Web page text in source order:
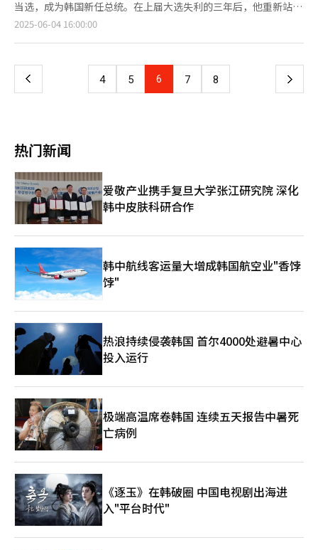
就职典礼结束后，李在明随即前往龙山总统办公室开始履职。自当
选以来，他迅速投入施政筹备，未设总统交接委员会，便直接迈入
执政轨道。
年，李在明当选京畿道知事，将施政理念扩展至更广范围，推动包
括“青年基本收入”、“京畿灾难基本支援金”等创新性社会福利
自主防疫措施，展现出果断的危机应对能力。 2021年，李在明在
共同民主党总统候选人党内初选中胜出，代表进步阵营参加2022
年总统大选。他提出公平经济、扩大福利、司法改革等政纲，与保
并成功当选并重返政坛。并于同年8月，当选共同民主党党首，正
式掌握最大在野党的领导权。任内持续推动“公平国家”建设议
程，同时面临多项涉及地方开发项目的司法调查。2023年9月，他
因抗议政府施政方略，进行为期24天的绝食行动，引发社会广泛关
注，随后因健康恶化住院。 李在明作为韩国政坛极具代表性的平
民政治家，他的从政轨迹既体现了自下而上的公民参政特征，也折
射出韩国民主政治发展的多维图景。他草根出身的个人经历和政治
探讨，在当前韩国政治格局面临深刻变革的关键时期，其未来政治
动向仍将是韩国政坛关注焦点。
作关系。 2019年11月27日至30日，时任京畿道知事的李在明率团
对重庆市进行访问。在为期三天的行程中，李在明一行考察了SK
海力士半导体（重庆）有限公司、重庆市数字经济发展展示中心，
部旧址等地。 在与重庆市委副书记、市长唐良智的会谈中，李在
明对重庆市大力发展的大数据、生物医药等产业表示出极大兴趣，
希望以未来产业领域的信息与资料共享为起点，积极推进京畿道与
国临时政府遗址。他对中方精心保存承载着韩国抗日先烈足迹的珍
侵略的光荣历史，期待以史为鉴增进互信友谊。 在担任共同民主
党党首期间，李在明在涉华问题上曾多次引发争议。2023年6月8
日，担任共同民主党党首的李在明与时任中国驻韩国大使邢海明在
大使官邸举行会见，席间双方就日本福岛核电站污水排海、东北亚
势复杂演变，有的人赌美国赢、中国输，这显然是误判，没看清历
史大势。现在赌中国输的人今后一定会后悔。这番在韩方听来比
较“刺耳”的言论引发巨大争议，认为作为一国驻韩大使，批评驻
在国外交政策的做法极不恰当，也引发了韩国保守派对李在明过于
低姿态的批评。 2024年3月22日，李在明访问位于忠清南道唐津
市一处传统市场时表示：“我们为什么要去招惹中国？只要说‘谢
谢’就可以了，无论台湾海峡发生了什么，跟我们有什么关系？我
们只要自己过得好就行了。”这番“谢谢”言论在韩中两国引发轩
然大波，饱受舆论批评李在明的“谢谢”缺乏安保常识，质疑其对
华绥靖，而中国《环球时报》等媒体则认为这是李在明就尹锡悦政
府对华外交做出批评，李在明被贴上“亲华”的标签。 但简单地
他的立场简单概括是在避免冲突、维系对华经贸合作的同时，保持
与美国的战略协作框架，对华互动以务实合作为主，强调经济联
系、战略平衡和文化交流。 尽管他并非“亲华派”，但可以预见
的是，李在明当选总统后，在对华外交上将有较充足的空间。李在
明奉行的务实立场有望为中韩关系在经贸、人文等领域的回暖注入
动力，但在国家安保议题上仍会受制于美国的战略压力。
者会，详细阐述韩国未来的外交政策方向。 魏圣洛在主题演讲中
表示，当前韩国正再次面临重要变革的时期。李在明将坚持“国家
利益优先”原则，通过务实的对外政策，致力于将韩国打造成
为“维护地区稳定的负责任外交强国”。 就韩美关系，魏圣洛表
事件受损的双边互信，推动韩美同盟关系深化为未来战略同盟。
魏圣洛阐释称，李在明表示将以两国建交60周年为契机，在历史和
今后将与周边国家就共同关切的领域开展战略协调与合作。 在对
仅要与同盟国家密切协调，也要加强与国际社会的合作。为实现朝
鲜半岛的持久和平，将推进朝鲜无核化进程与紧张局势的缓解。
魏圣洛强调，在当前国际秩序快速变化的背景下，中美战略博弈、
全球供应链重构、气候危机加剧等多重挑战交织叠加。在此形势
下，外交政策、安全保障与经济发展已形成紧密关联的战略整体。
他还表示，将通过深化与全球南方国家、东盟成员国、金砖合作机
制参与国、非洲联盟及中亚地区等各方的多元化外交合作，全方位
拓展韩国外交的战略纵深。 魏圣洛还重视韩国文化（K-文化）的
国际影响力。他表示，K-文化是韩国外交的重要资产与文化软实力
的核心。今后将加强全球公共外交，重塑国家形象。作为负责任的
中等强国，韩国将在气候、贫困、人权、卫生等领域上，积极发挥
作用。 魏圣洛表示，通过采用与全球南方、东南亚国家联盟
（ASEAN）、金砖国家（BRICS）、非洲、中亚等地区的外交多元
化策略，韩国将不断拓展外交空间。基于韩国经验与挑战，将为国
际社会树立国家团结合作的典范。 ◆韩国将寻求与中国关系平衡
趋激烈的背景下，韩中关系正面临严峻挑战。然而，韩中在政治、
外交、经济、文化等多个领域依然存在深化合作的可能性与空间。
他进一步指出，在经济领域，韩国与中国之间已经形成高度依存的
关系，这为双方继续拓展经贸合作奠定了坚实基础。在文化交流方
面，若中方逐步放宽相关限制，推动民间与官方层级的正常交流，
双方在文化产业、旅游合作等方面仍有广阔前景。 魏圣洛最后提
到李在明的外交政策取向，他表示，李在明一直强调“没有理由要
成为敌人”，这反映出他希望与周边国家维持建设性关系的态度。
他认为，李在明可能会在保持韩美日合作的基础上，寻求与中国实
现关系的平衡与稳定。 由于是前任总统遭弹劾下台的特殊情况，
当选，成为韩国新任总统。在上届大选失利的三年后，他重新站上
政治舞台中心，凭借卓越的领导力和政策执行力实现了政权更替。
逾20年，是名副其实的政治老将。 李在明的政治生涯并非一帆风
而，他始终坚守信念，坦然面对质疑，通过不懈努力和清白行动，
最终成功摆脱困境，赢得了民众的信任与支持。 李在明此次胜选
持“实用主义”立场，强调股票和房地产市场税制改革，推行全民
基本收入，并提出以科技为核心的国家战略。这些主张在尹锡悦政
府政策混乱与政治动荡的背景下，为选民勾画了“能干的总统”的
新形象。 竞选过程中，李在明高举以国家利益为中心的“实用外
交”旗帜，强调中美之间的平衡战略、缓解韩日矛盾以及重启南北
对话三大核心外交方向。同时，他将“平衡外交”作为竞选纲领的
核心理念，提出在维持韩美同盟框架基础上，重新校准对华政策方
向。 李在明多次表示重视对华关系。他认为韩中两国作为重要邻
邦，彼此间的合作与交流对两国发展至关重要。他将积极推动韩中
在经贸、文化等领域的交流合作，为两国民众带来实实在在的利
益。 大选尘埃落定并不意味着韩国政坛从此风平浪静，相反，另
一场更大的风暴可能正在酝酿。短暂的喜悦过后，等待李在明的可
能是残酷的现实。对他而言，“结束内乱”和“政治团结”将是亟
国民团结和国会团结。虽然政治执行力是他的一大优势，但总统职
位更需要展现协商与妥协的领导力。 李在明的当选，意味着韩国
选民重新评估“政治能力”与“现实主义”的时代信号。如果
说“政治新人”曾带来新鲜感，目前“问题解决型领导”才是当今
时代呼唤的关键词。尽管前路挑战重重，但此次大选是韩国民众对
李在明的经验与务实治理的再次认可的象征。 作为韩国新任总
统，李在明承载民众的期望与信任。他将继续致力于推动国家发展
与进步，为民众创造更好的生活。面对未来，他满怀信心与决心，
誓言带领国家走向更加光明的未来。
2025-06-04 16:00:00
上
页
4 5 6 7 8 下
热门新闻
爱敬产业携手复旦大学张江研究院 深化
韩中皮肤科研合作
韩中航线客运量大增成韩国航空业"香饽
饽"
热浪持续侵袭韩国 首尔4000处避暑中心
投入运行
极端高温席卷韩国 连续五天报告中暑死
亡病例
《逐玉》在韩破圈 中国电视剧出海进
入"平台时代"